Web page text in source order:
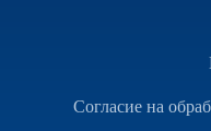
Согласие на